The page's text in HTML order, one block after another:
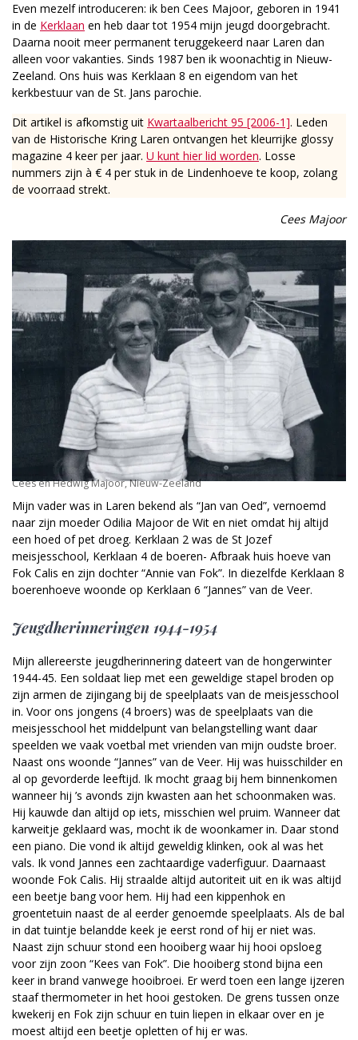
Even mezelf introduceren: ik ben Cees Majoor, geboren in 1941
in de Kerklaan en heb daar tot 1954 mijn jeugd doorgebracht.
Daarna nooit meer permanent teruggekeerd naar Laren dan
alleen voor vakanties. Sinds 1987 ben ik woonachtig in Nieuw-
Zeeland. Ons huis was Kerklaan 8 en eigendom van het
kerkbestuur van de St. Jans parochie.
Dit artikel is afkomstig uit Kwartaalbericht 95 [2006-1]. Leden
van de Historische Kring Laren ontvangen het kleurrijke glossy
magazine 4 keer per jaar. U kunt hier lid worden. Losse
nummers zijn à € 4 per stuk in de Lindenhoeve te koop, zolang
de voorraad strekt.
Cees Majoor
Cees en Hedwig Majoor, Nieuw-Zeeland
Mijn vader was in Laren bekend als “Jan van Oed”, vernoemd
naar zijn moeder Odilia Majoor de Wit en niet omdat hij altijd
een hoed of pet droeg. Kerklaan 2 was de St Jozef
meisjesschool, Kerklaan 4 de boeren- Afbraak huis hoeve van
Fok Calis en zijn dochter “Annie van Fok”. In diezelfde Kerklaan 8
boerenhoeve woonde op Kerklaan 6 “Jannes” van de Veer.
Jeugdherinneringen 1944-1954
Mijn allereerste jeugdherinnering dateert van de hongerwinter
1944-45. Een soldaat liep met een geweldige stapel broden op
zijn armen de zijingang bij de speelplaats van de meisjesschool
in. Voor ons jongens (4 broers) was de speelplaats van die
meisjesschool het middelpunt van belangstelling want daar
speelden we vaak voetbal met vrienden van mijn oudste broer.
Naast ons woonde “Jannes” van de Veer. Hij was huisschilder en
al op gevorderde leeftijd. Ik mocht graag bij hem binnenkomen
wanneer hij ’s avonds zijn kwasten aan het schoonmaken was.
Hij kauwde dan altijd op iets, misschien wel pruim. Wanneer dat
karweitje geklaard was, mocht ik de woonkamer in. Daar stond
een piano. Die vond ik altijd geweldig klinken, ook al was het
vals. Ik vond Jannes een zachtaardige vaderfiguur. Daarnaast
woonde Fok Calis. Hij straalde altijd autoriteit uit en ik was altijd
een beetje bang voor hem. Hij had een kippenhok en
groentetuin naast de al eerder genoemde speelplaats. Als de bal
in dat tuintje belandde keek je eerst rond of hij er niet was.
Naast zijn schuur stond een hooiberg waar hij hooi opsloeg
voor zijn zoon “Kees van Fok”. Die hooiberg stond bijna een
keer in brand vanwege hooibroei. Er werd toen een lange ijzeren
staaf thermometer in het hooi gestoken. De grens tussen onze
kwekerij en Fok zijn schuur en tuin liepen in elkaar over en je
moest altijd een beetje opletten of hij er was.